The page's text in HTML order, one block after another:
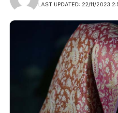
LAST UPDATED: 22/11/2023